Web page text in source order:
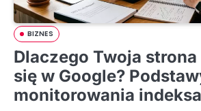
BIZNES
Dlaczego Twoja
się w Google?
monitorowania